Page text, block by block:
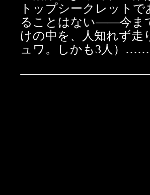
トップシークレット
ることはない――今ま
けの中を、人知れず走
ュワ。しかも3人）